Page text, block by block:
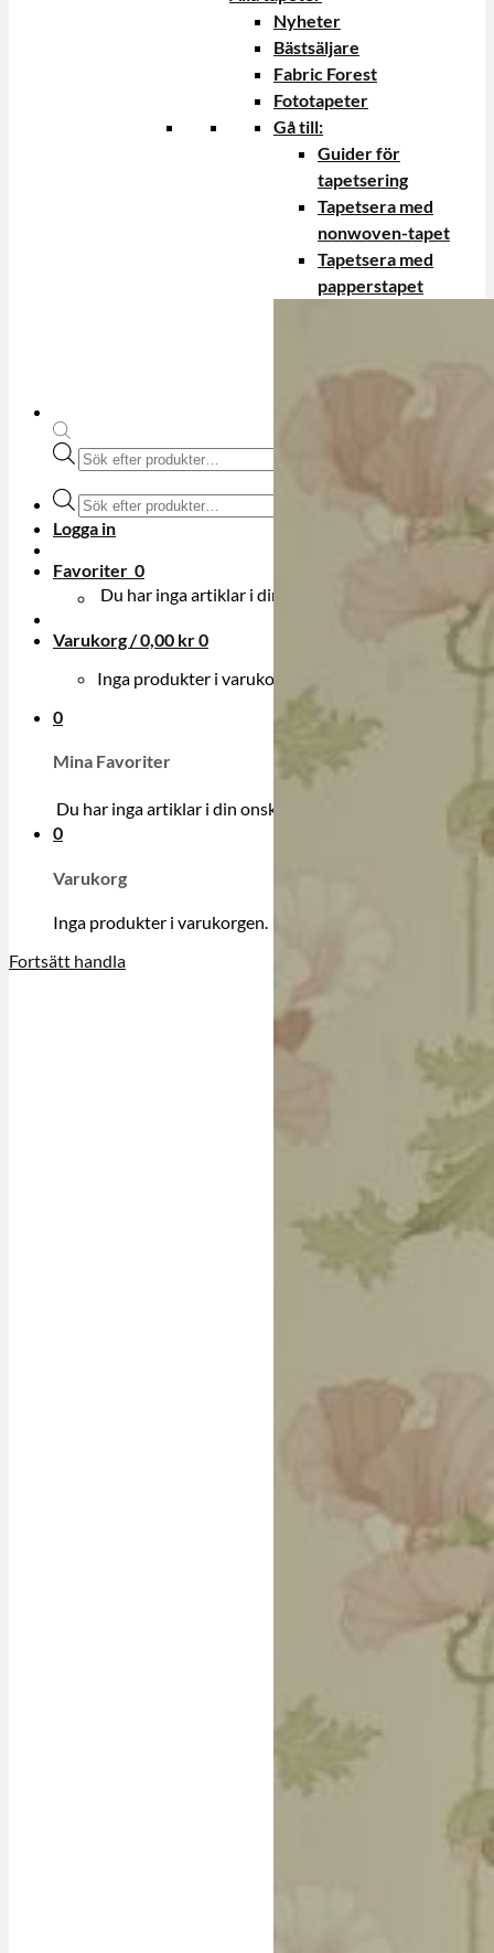
Produktsökning
Produktsökning
Logga in
Favoriter 0
Du har inga artiklar i din onskelista.
Varukorg /0,00 kr0
Inga produkter i varukorgen.
0
Mina Favoriter
Du har inga artiklar i din onskelista.
0
Varukorg
Inga produkter i varukorgen.
Fortsätt handla
Nyheter
Bästsäljare
Fabric Forest
Fototapeter
Gå till:
Guider för
tapetsering
Tapetsera med
nonwoven-tapet
Tapetsera med
papperstapet